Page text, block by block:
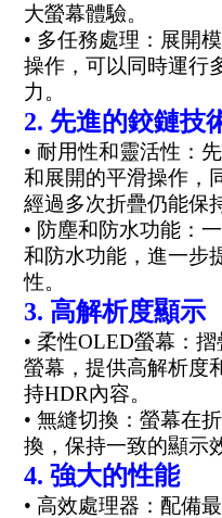
大螢幕體驗。
• 多任務處理：展開
操作，可以同時運行
力。
2. 先進的鉸鏈技
• 耐用性和靈活性：
和展開的平滑操作，
經過多次折疊仍能保
• 防塵和防水功能：
和防水功能，進一步
性。
3. 高解析度顯示
• 柔性OLED螢幕：
螢幕，提供高解析度
持HDR內容。
• 無縫切換：螢幕在
換，保持一致的顯示
4. 強大的性能
• 高效處理器：配備